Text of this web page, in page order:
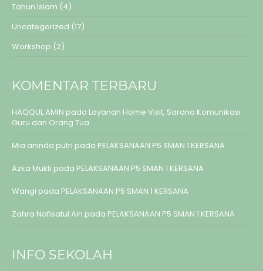
Tahun Islam (4)
Uncategorized (17)
Workshop (2)
KOMENTAR TERBARU
HAQQUL AMIN pada Layanan Home Visit, Sarana Komunikasi
Guru dan Orang Tua
Mia aninda putri pada PELAKSANAAN P5 SMAN 1 KERSANA
Azka Mukti pada PELAKSANAAN P5 SMAN 1 KERSANA
Wangi pada PELAKSANAAN P5 SMAN 1 KERSANA
Zahra Nafisatul Ain pada PELAKSANAAN P5 SMAN 1 KERSANA
INFO SEKOLAH